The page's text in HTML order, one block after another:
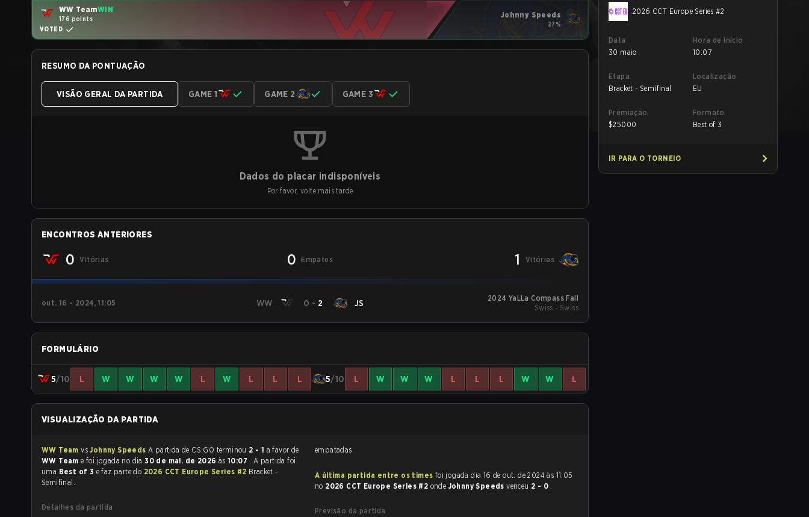
WW TeamWIN
176 points
VOTED
Johnny Speeds
27%
RESUMO DA PONTUAÇÃO
VISÃO GERAL DA PARTIDA GAME 1 GAME 2 GAME 3
Dados do placar indisponíveis
Por favor, volte mais tarde
ENCONTROS ANTERIORES
0 Vitórias 0 Empates 1 Vitórias
out. 16 - 2024, 11:05 WW 0 - 2 JS
2024 YaLLa Compass Fall
Swiss - Swiss
FORMULÁRIO
5/10 L W W W W L W L L L 5/10 L W W W L L L W W L
VISUALIZAÇÃO DA PARTIDA
WW TeamvsJohnny Speeds A partida de CS:GO terminou 2 - 1 a favor de
WW Team
e foi jogada no dia30 de mai. de 2026 às 10:07 . A partida foi
uma Best of 3 e faz parte do 2026 CCT Europe Series #2 Bracket -
Semifinal.
Detalhes da partida
empatadas.
A última partida entre os times
no 2026 CCT Europe Series #2 onde Johnny Speedsvenceu 2 - 0 .
Previsão da partida
2026 CCT Europe Series #2
Data
30 maio
Hora de início
10:07
Etapa
Bracket - Semifinal
Localização
EU
Premiação
$25000
Formato
Best of 3
IR PARA O TORNEIO